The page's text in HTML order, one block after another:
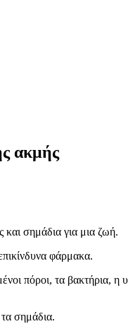
ακμής
σημάδια για μια ζωή.
φάρμακα.
πόροι, τα βακτήρια,
σημάδια.